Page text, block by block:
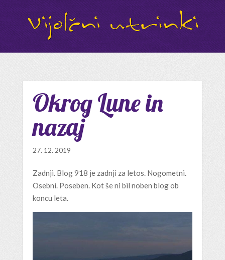
Okrog Lune in
nazaj
27. 12. 2019
Zadnji. Blog 918 je zadnji za letos. Nogometni.
Osebni. Poseben. Kot še ni bil noben blog ob
koncu leta.